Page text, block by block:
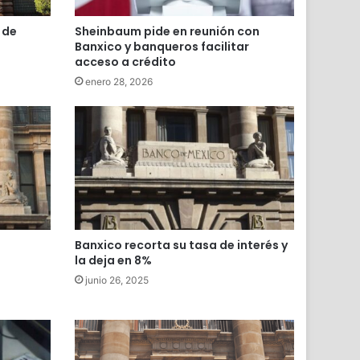
Sheinbaum pide en reunión con
Banxico y banqueros facilitar
acceso a crédito
enero 28, 2026
Banxico recorta su tasa de interés y
la deja en 8%
junio 26, 2025